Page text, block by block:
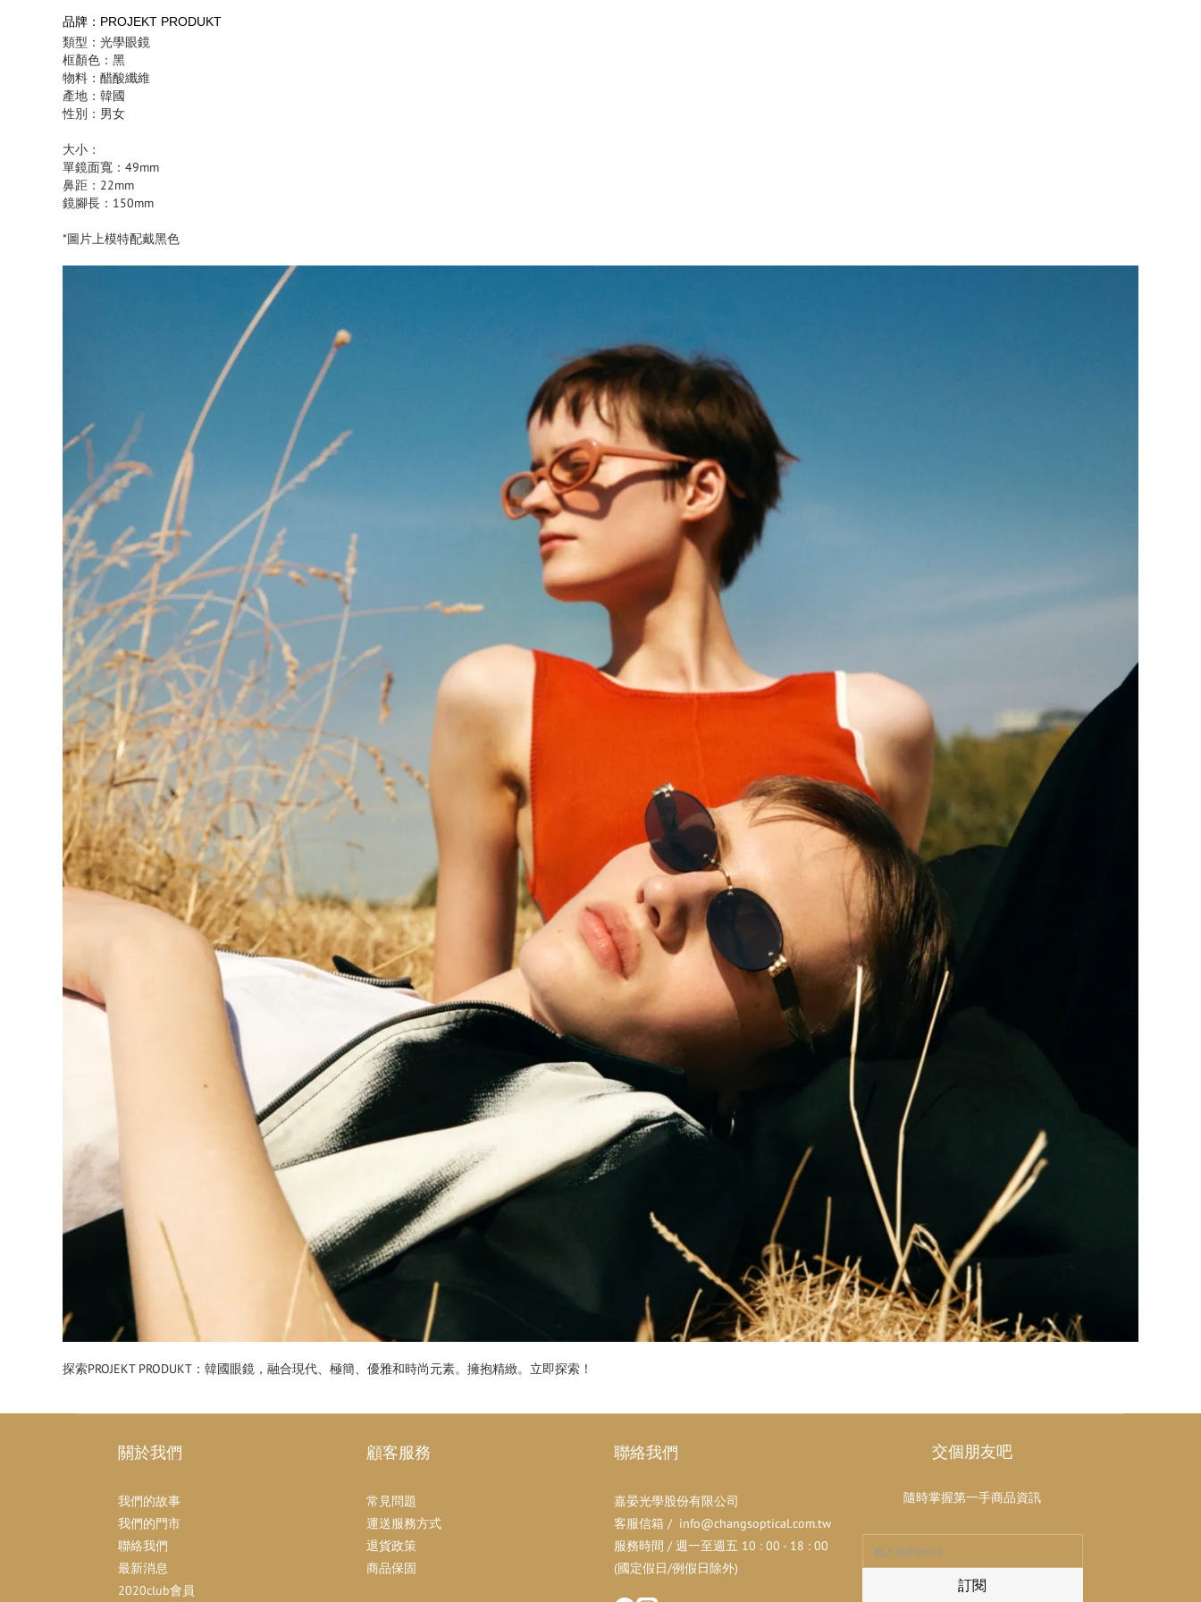
品牌：PROJEKT PRODUKT
類型：光學眼鏡
框顏色：黑
物料：醋酸纖維
產地：韓國
性別：男女
大小：
單鏡面寬：49mm
鼻距：22mm
鏡腳長：150mm
*圖片上模特配戴黑色
探索PROJEKT PRODUKT：韓國眼鏡，融合現代、極簡、優雅和時尚元素。擁抱精緻。立即探索！
關於我們
我們的故事
我們的門市
聯絡我們
最新消息
2020club會員
顧客服務
常見問題
運送服務方式
退貨政策
商品保固
聯絡我們
嘉晏光學股份有限公司
客服信箱 / info@changsoptical.com.tw
服務時間 / 週一至週五 10 : 00 - 18 : 00
(國定假日/例假日除外)
交個朋友吧
隨時掌握第一手商品資訊
訂閱